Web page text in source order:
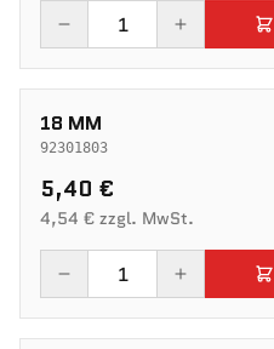
18 MM
92301803
5,40 €
4,54 € zzgl. MwSt.